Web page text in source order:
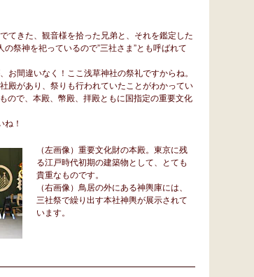
てきた、観音様を拾った兄弟と、それを鑑定した
祭神を祀っているので”三社さま”とも呼ばれて
お間違いなく！ここ浅草神社の祭礼ですからね。
殿があり、祭りも行われていたことがわかってい
ので、本殿、幣殿、拝殿ともに国指定の重要文化
！
（左画像）重要文化財の本殿。東京に残
る江戸時代初期の建築物として、とても
貴重なものです。
（右画像）鳥居の外にある神輿庫には、
三社祭で繰り出す本社神輿が展示されて
います。